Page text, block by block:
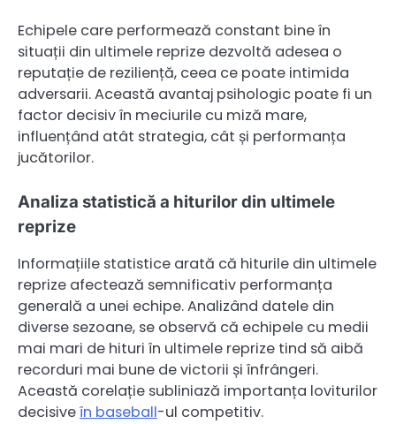
Echipele care performează constant bine în
situații din ultimele reprize dezvoltă adesea o
reputație de reziliență, ceea ce poate intimida
adversarii. Această avantaj psihologic poate fi un
factor decisiv în meciurile cu miză mare,
influențând atât strategia, cât și performanța
jucătorilor.
Analiza statistică a hiturilor din ultimele
reprize
Informațiile statistice arată că hiturile din ultimele
reprize afectează semnificativ performanța
generală a unei echipe. Analizând datele din
diverse sezoane, se observă că echipele cu medii
mai mari de hituri în ultimele reprize tind să aibă
recorduri mai bune de victorii și înfrângeri.
Această corelație subliniază importanța loviturilor
decisiveîn baseball-ul competitiv.